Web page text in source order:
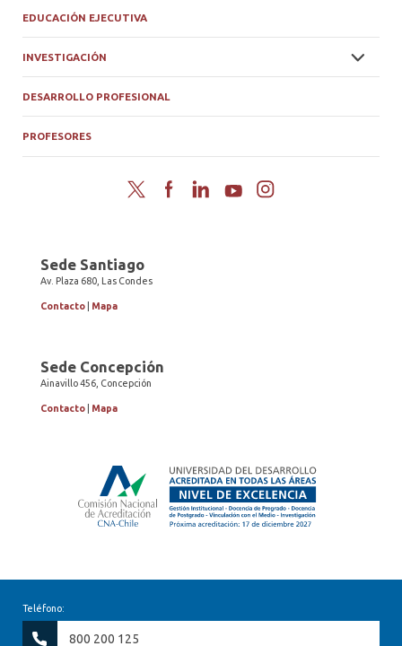
EDUCACIÓN EJECUTIVA
INVESTIGACIÓN
DESARROLLO PROFESIONAL
PROFESORES
Twitter FacebookLinkedInYouTubeInstagram
Sede Santiago
Av. Plaza 680, Las Condes
Contacto Mapa
Sede Concepción
Ainavillo 456, Concepción
Contacto Mapa
Teléfono:
800 200 125